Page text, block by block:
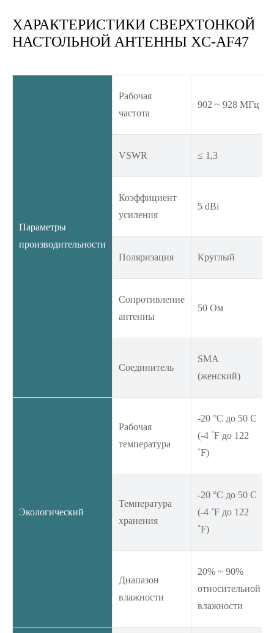
ХАРАКТЕРИСТИКИ СВЕРХТОНКОЙ
НАСТОЛЬНОЙ АНТЕННЫ XC-AF47
Параметры
производительности
Рабочая
частота
902 ~ 928 МГц
VSWR ≤ 1,3
Коэффициент
усиления
5 dBi
Поляризация Круглый
Сопротивление
антенны
50 Ом
Соединитель
SMA
(женский)
Экологический
Рабочая
температура
-20 °C до 50 C
(-4 ˚F до 122
˚F)
Температура
хранения
-20 °C до 50 C
(-4 ˚F до 122
˚F)
Диапазон
влажности
20% ~ 90%
относительной
влажности